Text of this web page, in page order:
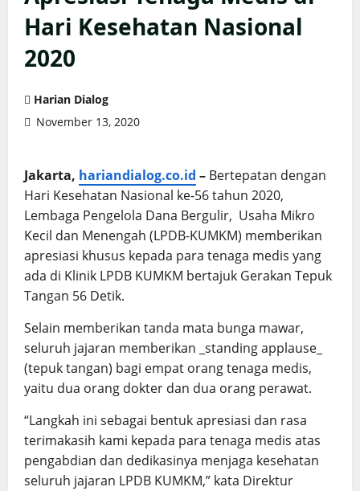
Hari Kesehatan Nasional
2020
Harian Dialog
November 13, 2020
Jakarta, hariandialog.co.id – Bertepatan dengan
Hari Kesehatan Nasional ke-56 tahun 2020,
Lembaga Pengelola Dana Bergulir, Usaha Mikro
Kecil dan Menengah (LPDB-KUMKM) memberikan
apresiasi khusus kepada para tenaga medis yang
ada di Klinik LPDB KUMKM bertajuk Gerakan Tepuk
Tangan 56 Detik.
Selain memberikan tanda mata bunga mawar,
seluruh jajaran memberikan _standing applause_
(tepuk tangan) bagi empat orang tenaga medis,
yaitu dua orang dokter dan dua orang perawat.
“Langkah ini sebagai bentuk apresiasi dan rasa
terimakasih kami kepada para tenaga medis atas
pengabdian dan dedikasinya menjaga kesehatan
seluruh jajaran LPDB KUMKM,” kata Direktur